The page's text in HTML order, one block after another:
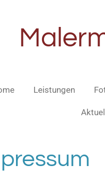
Leistungen